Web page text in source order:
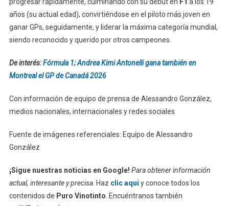
años (su actual edad), convirtiéndose en el piloto más joven en
ganar GPs, seguidamente, y liderar la máxima categoría mundial,
siendo reconocido y querido por otros campeones.
De interés:Fórmula 1; Andrea Kimi Antonelli gana también en
Montreal el GP de Canadá 2026
Con información de equipo de prensa de Alessandro González,
medios nacionales, internacionales y redes sociales
Fuente de imágenes referenciales: Equipo de Alessandro
González
¡Sigue nuestras noticias en Google! Para obtener información
actual, interesante y precisa. Haz clic aquíy conoce todos los
contenidos de Puro Vinotinto . Encuéntranos también